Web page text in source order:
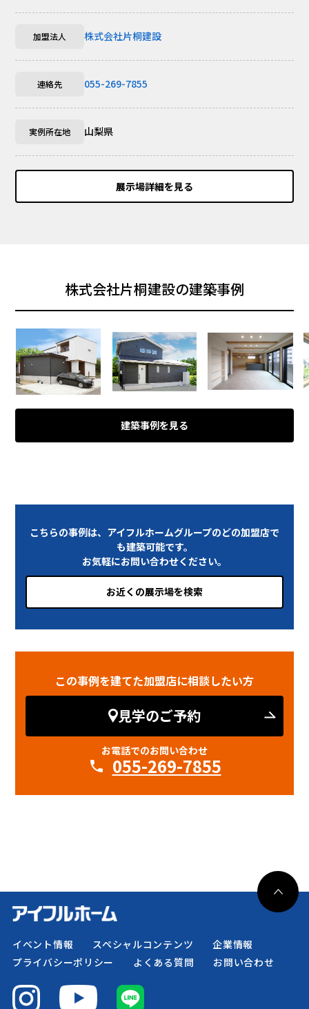
加盟法人 株式会社片桐建設
連絡先 055-269-7855
実例所在地 山梨県
展示場詳細を見る
株式会社片桐建設の建築事例
建築事例を見る
こちらの事例は、アイフルホームグループのどの加盟店で
も建築可能です。
お気軽にお問い合わせください。
お近くの展示場を検索
この事例を建てた加盟店に相談したい方
見学のご予約
お電話でのお問い合わせ
055-269-7855
イベント情報 スペシャルコンテンツ
企業情報
プライバシーポリシー
よくある質問 お問い合わせ